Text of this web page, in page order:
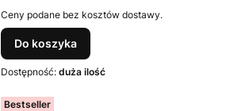
Ceny podane bez kosztów dostawy.
Do koszyka
Dostępność:duża ilość
Bestseller